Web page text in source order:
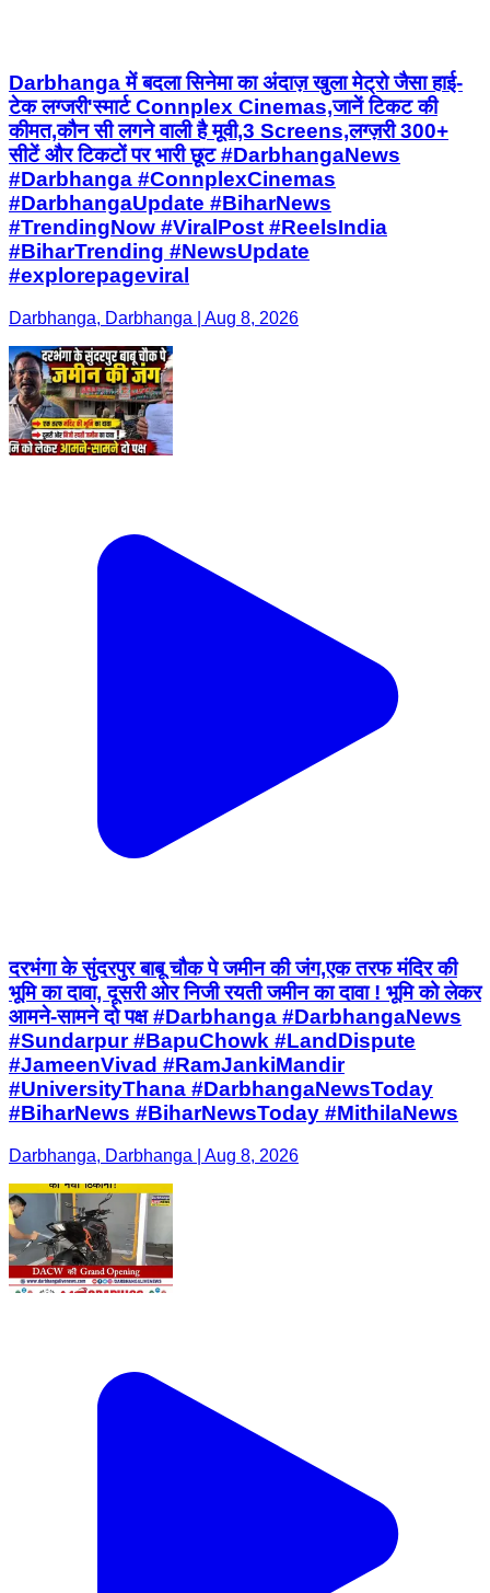
Darbhanga में बदला सिनेमा का अंदाज़ खुला मेट्रो जैसा हाई-
टेक लग्जरी'स्मार्ट Connplex Cinemas,जानें टिकट की
कीमत,कौन सी लगने वाली है मूवी,3 Screens,लग्ज़री 300+
सीटें और टिकटों पर भारी छूट #DarbhangaNews
#Darbhanga #ConnplexCinemas
#DarbhangaUpdate #BiharNews
#TrendingNow #ViralPost #ReelsIndia
#BiharTrending #NewsUpdate
#explorepageviral
Darbhanga, Darbhanga | Aug 8, 2026
दरभंगा के सुंदरपुर बाबू चौक पे जमीन की जंग,एक तरफ मंदिर की
भूमि का दावा, दूसरी ओर निजी रयती जमीन का दावा ! भूमि को लेकर
आमने-सामने दो पक्ष #Darbhanga #DarbhangaNews
#Sundarpur #BapuChowk #LandDispute
#JameenVivad #RamJankiMandir
#UniversityThana #DarbhangaNewsToday
#BiharNews #BiharNewsToday #MithilaNews
Darbhanga, Darbhanga | Aug 8, 2026